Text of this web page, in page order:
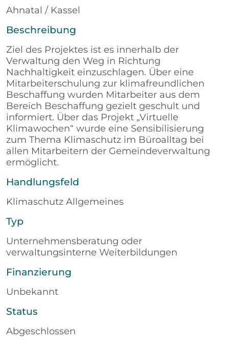
Ahnatal / Kassel
Beschreibung
Ziel des Projektes ist es innerhalb der
Verwaltung den Weg in Richtung
Nachhaltigkeit einzuschlagen. Über eine
Mitarbeiterschulung zur klimafreundlichen
Beschaffung wurden Mitarbeiter aus dem
Bereich Beschaffung gezielt geschult und
informiert. Über das Projekt „Virtuelle
Klimawochen“ wurde eine Sensibilisierung
zum Thema Klimaschutz im Büroalltag bei
allen Mitarbeitern der Gemeindeverwaltung
ermöglicht.
Handlungsfeld
Klimaschutz Allgemeines
Typ
Unternehmensberatung oder
verwaltungsinterne Weiterbildungen
Finanzierung
Unbekannt
Status
Abgeschlossen